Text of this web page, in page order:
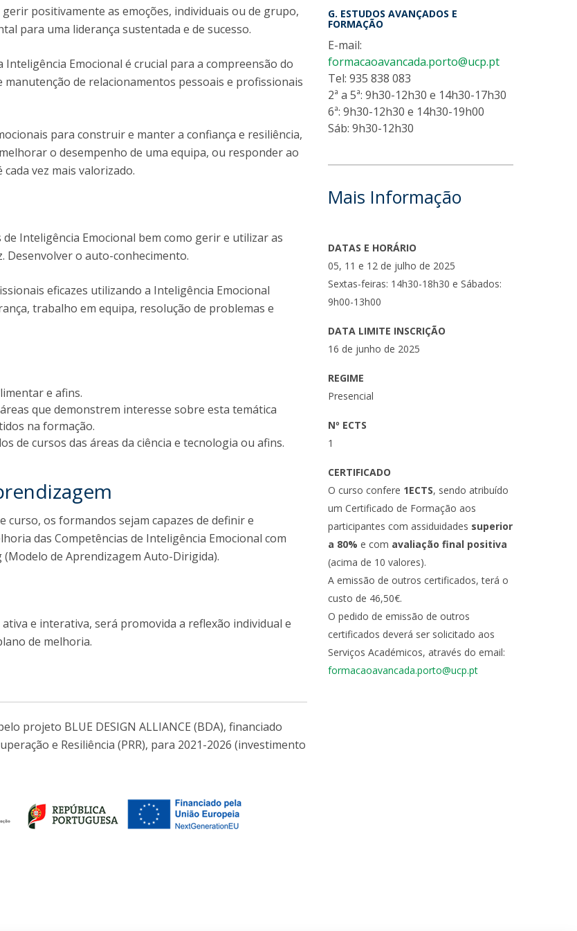
gerir positivamente as emoções, individuais ou de grupo,
para uma liderança sustentada e de sucesso.
Emocional é crucial para a compreensão do
de relacionamentos pessoais e profissionais
para construir e manter a confiança e resiliência,
o desempenho de uma equipa, ou responder ao
vez mais valorizado.
Inteligência Emocional bem como gerir e utilizar as
Desenvolver o auto-conhecimento.
eficazes utilizando a Inteligência Emocional
trabalho em equipa, resolução de problemas e
e afins.
que demonstrem interesse sobre esta temática
na formação.
de cursos das áreas da ciência e tecnologia ou afins.
curso, os formandos sejam capazes de definir e
das Competências de Inteligência Emocional com
de Aprendizagem Auto-Dirigida).
e interativa, será promovida a reflexão individual e
de melhoria.
projeto BLUE DESIGN ALLIANCE (BDA), financiado
e Resiliência (PRR), para 2021-2026 (investimento
G. ESTUDOS AVANÇADOS E
FORMAÇÃO
E-mail:
formacaoavancada.porto@ucp.pt
Tel: 935 838 083
2ª a 5ª: 9h30-12h30 e 14h30-17h30
6ª: 9h30-12h30 e 14h30-19h00
Sáb: 9h30-12h30
Mais Informação
DATAS E HORÁRIO
05, 11 e 12 de julho de 2025
Sextas-feiras: 14h30-18h30 e Sábados:
9h00-13h00
DATA LIMITE INSCRIÇÃO
16 de junho de 2025
REGIME
Presencial
Nº ECTS
1
CERTIFICADO
O curso confere 1ECTS, sendo atribuído
um Certificado de Formação aos
participantes com assiduidades superior
a 80% e com avaliação final positiva
(acima de 10 valores).
A emissão de outros certificados, terá o
custo de 46,50€.
O pedido de emissão de outros
certificados deverá ser solicitado aos
Serviços Académicos, através do email:
formacaoavancada.porto@ucp.pt